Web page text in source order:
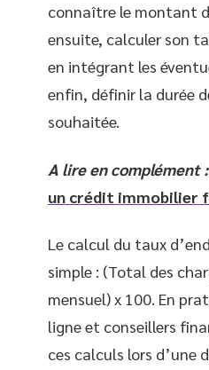
connaître le montant
ensuite, calculer son
en intégrant les
enfin, définir la durée
souhaitée.
A lire en complément :
un crédit immobilier
Le calcul du taux
simple : (Total des
mensuel) x 100. En
ligne et conseillers
ces calculs lors d’une